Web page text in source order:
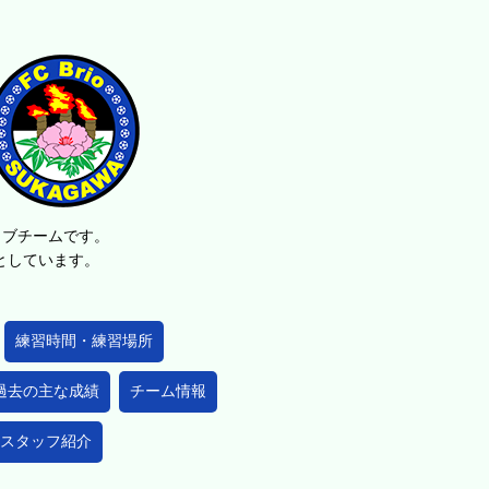
チームです。
しています。
練習時間・練習場所
去の主な成績 チーム情報
スタッフ紹介